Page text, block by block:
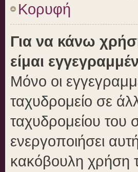
Κορυφή
Για να κάνω
είμαι
Μόνο οι
ταχυδρομείο σε
ταχυδρομείου του
ενεργοποιήσει
κακόβουλη χρήση